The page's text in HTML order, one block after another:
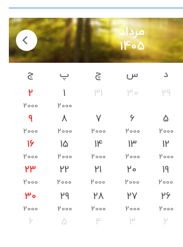
مرداد
1405
د س چ پ
ج
29
30
31
1
2000
2
2000
5
2000
6
2000
7
2000
8
2000
9
2000
12
2000
13
2000
14
2000
15
2000
16
2000
19
2000
20
2000
21
2000
22
2000
23
2000
26
2000
27
2000
28
2000
29
2000
30
2000
2
3
4
5
6